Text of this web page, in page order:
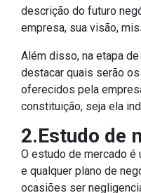
descrição do futuro
empresa, sua visão,
Além disso, na etapa
destacar quais serão
oferecidos pela
constituição, seja ela
2.Estudo de
O estudo de mercado é
e qualquer plano de
ocasiões ser